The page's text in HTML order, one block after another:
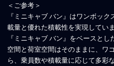
＜ご参考＞
『ミニキャブ バン』はワンボッ
載量と優れた積載性を実現してい
『ミニキャブ バン』をベースと
空間と荷室空間はそのままに、ワ
ら、乗員数や積載量に応じて多彩